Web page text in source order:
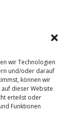
wir Technologien
und/oder darauf
können wir
dieser Website
erteilst oder
Funktionen
Sicherheit
Ubuntu
Veeam